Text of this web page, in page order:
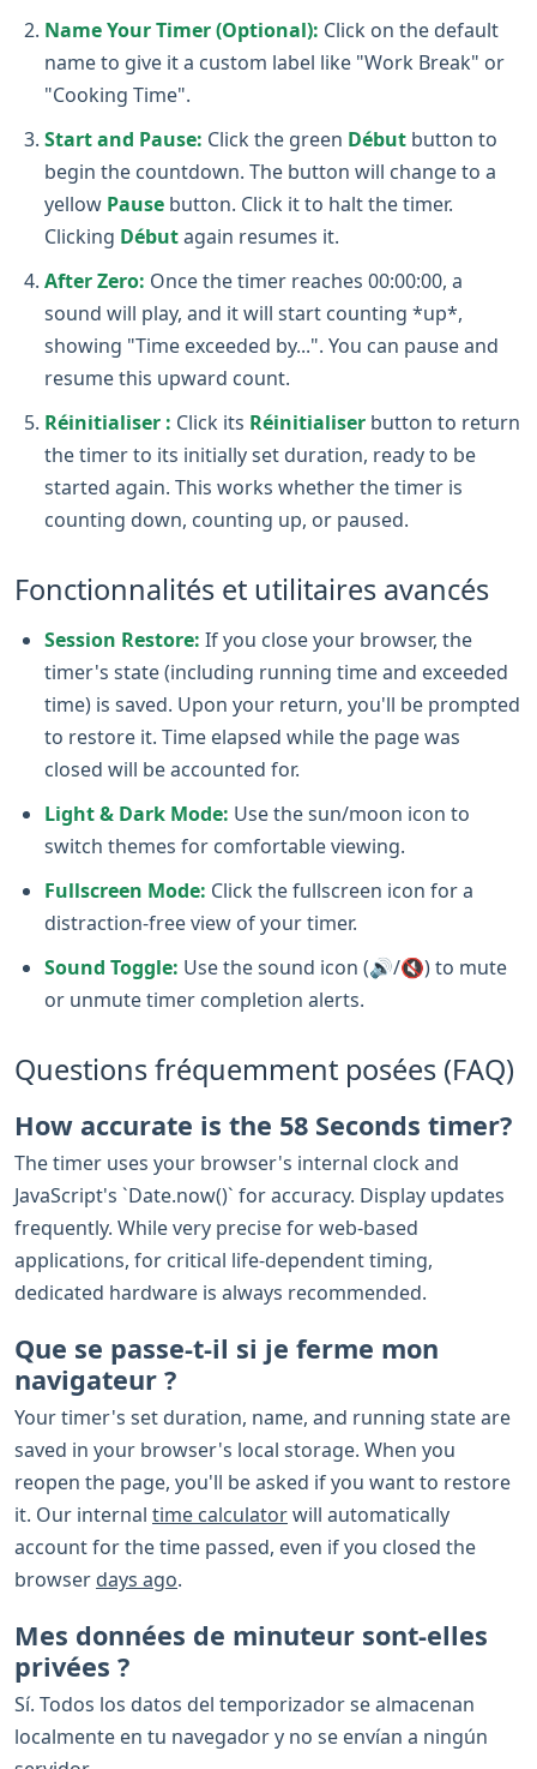
Name Your Timer (Optional): Click on the default
name to give it a custom label like "Work Break" or
"Cooking Time".
Start and Pause: Click the green Début button to
begin the countdown. The button will change to a
yellow Pause button. Click it to halt the timer.
Clicking Débutagain resumes it.
After Zero: Once the timer reaches 00:00:00, a
sound will play, and it will start counting *up*,
showing "Time exceeded by...". You can pause and
resume this upward count.
Réinitialiser : Click its Réinitialiser button to return
the timer to its initially set duration, ready to be
started again. This works whether the timer is
counting down, counting up, or paused.
Fonctionnalités et utilitaires avancés
Session Restore: If you close your browser, the
timer's state (including running time and exceeded
time) is saved. Upon your return, you'll be prompted
to restore it. Time elapsed while the page was
closed will be accounted for.
Light & Dark Mode: Use the sun/moon icon to
switch themes for comfortable viewing.
Fullscreen Mode: Click the fullscreen icon for a
distraction-free view of your timer.
Sound Toggle: Use the sound icon (🔊/🔇) to mute
or unmute timer completion alerts.
Questions fréquemment posées (FAQ)
How accurate is the 58 Seconds timer?
The timer uses your browser's internal clock and
JavaScript's `Date.now()` for accuracy. Display updates
frequently. While very precise for web-based
applications, for critical life-dependent timing,
dedicated hardware is always recommended.
Que se passe-t-il si je ferme mon
navigateur ?
Your timer's set duration, name, and running state are
saved in your browser's local storage. When you
reopen the page, you'll be asked if you want to restore
it. Our internal time calculatorwill automatically
account for the time passed, even if you closed the
browser days ago.
Mes données de minuteur sont-elles
privées ?
Sí. Todos los datos del temporizador se almacenan
localmente en tu navegador y no se envían a ningún